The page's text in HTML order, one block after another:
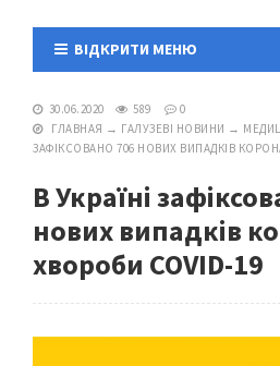
ВІДКРИТИ МЕНЮ
30.06.2020 589
0
ГЛАВНАЯ → ГАЛУЗЕВІ НОВИНИ →
ЗАФІКСОВАНО 706 НОВИХ ВИПАДКІВ
В Україні
нових випадків
хвороби COVID-19